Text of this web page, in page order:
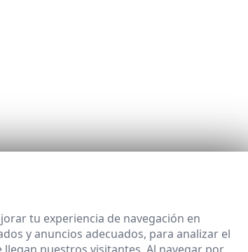
tu experiencia de navegación en
y anuncios adecuados, para analizar el